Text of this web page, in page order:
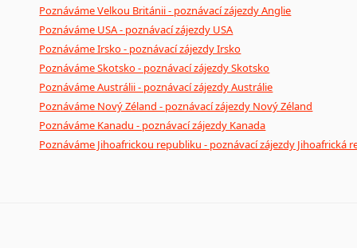
Poznáváme Velkou Británii - poznávací zájezdy Anglie
Poznáváme USA - poznávací zájezdy USA
Poznáváme Irsko - poznávací zájezdy Irsko
Poznáváme Skotsko - poznávací zájezdy Skotsko
Poznáváme Austrálii - poznávací zájezdy Austrálie
Poznáváme Nový Zéland - poznávací zájezdy Nový Zéland
Poznáváme Kanadu - poznávací zájezdy Kanada
Poznáváme Jihoafrickou republiku - poznávací zájezdy Jihoafrická